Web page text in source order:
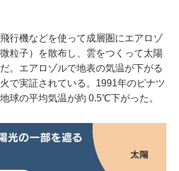
行機などを使って成層圏にエアロゾ
粒子）を散布し、雲をつくって太陽
。エアロゾルで地表の気温が下がる
で実証されている。1991年のピナツ
球の平均気温が約 0.5℃下がった。